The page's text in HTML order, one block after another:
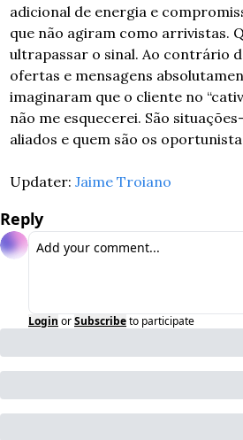
adicional de energia e
que não agiram como arrivistas.
ultrapassar o sinal. Ao contrário
ofertas e mensagens
imaginaram que o cliente no
não me esquecerei. São
aliados e quem são os
Updater: Jaime Troiano
Reply
Login orSubscribeto participate